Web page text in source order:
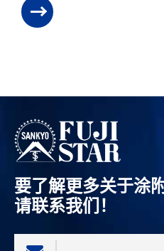
要了解更多关于涂
请联系我们！